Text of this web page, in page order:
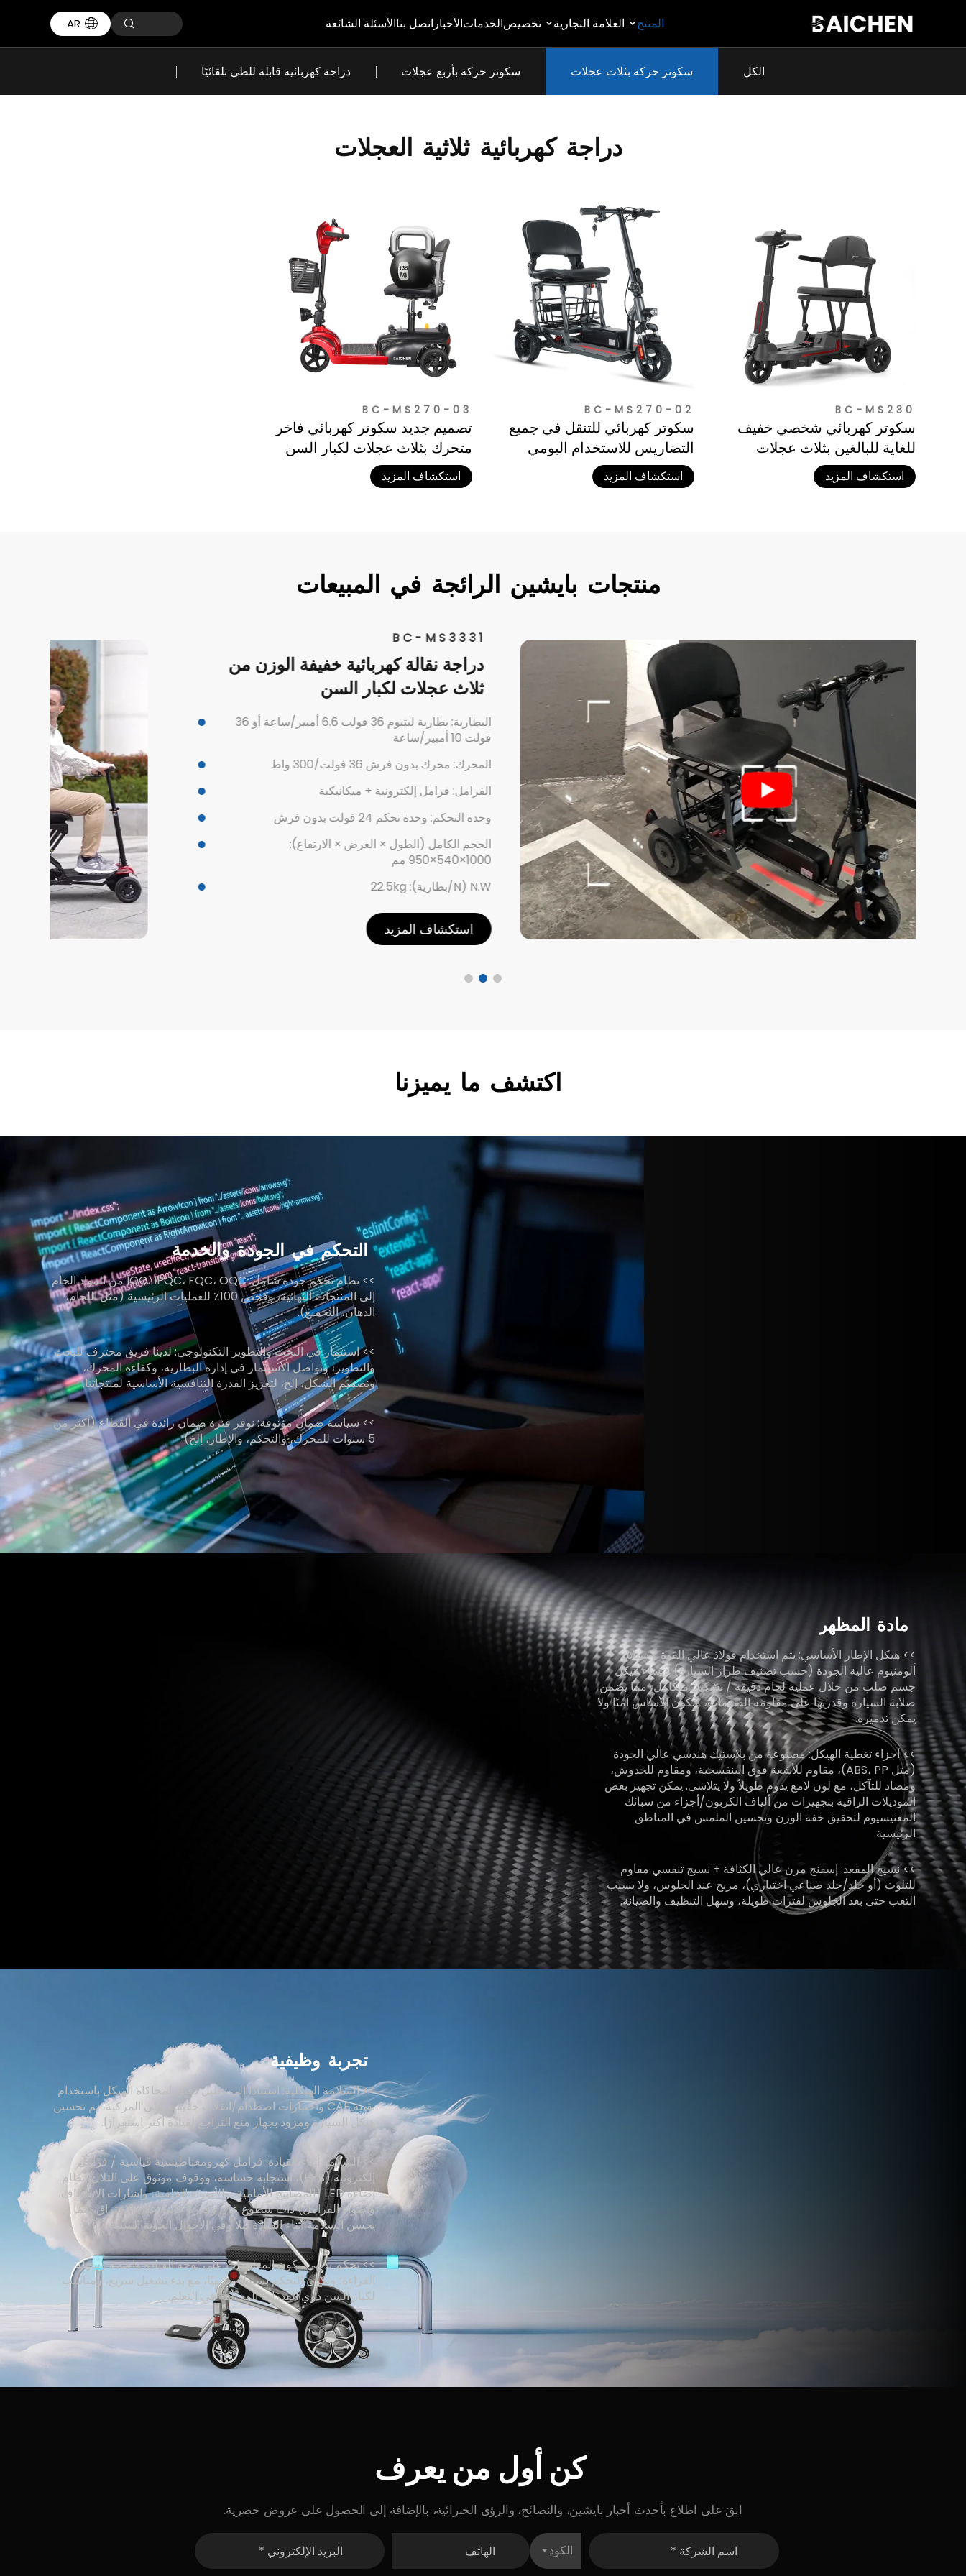
المنتج العلامة التجارية تخصيصالخدماتالأخبار اتصل بناالأسئلة الشائعة AR
الكل سكوتر حركة بثلاث عجلات سكوتر حركة بأربع عجلات دراجة كهربائية قابلة للطي تلقائيًا
دراجة كهربائية ثلاثية العجلات
BC-MS230
سكوتر كهربائي شخصي خفيف
للغاية للبالغين بثلاث عجلات
استكشاف المزيد
BC-MS270-02
سكوتر كهربائي للتنقل في جميع
التضاريس للاستخدام اليومي
(للمسنين)
استكشاف المزيد
BC-MS270-03
تصميم جديد سكوتر كهربائي فاخر
متحرك بثلاث عجلات لكبار السن
استكشاف المزيد
منتجات بايشين الرائجة في المبيعات
دراجة نقالة كهربائية محمولة خفيفة
الوزن مع بطارية ليثيوم
فولت 10 أمبير/ساعة
المحرك: محرك بدون فرش 36 فولت/300 واط
الفرملة: إلكترونية + ميكانيكية
وحدة التحكم: وحدة تحكم 24 فولت بدون فرش
الحجم الكامل (الطول × العرض × الارتفاع):
1030×550×830 مم
الوزن الصافي (بدون بطارية): 22 كجم
استكشاف المزيد
اكتشف ما يميزنا
التحكم في الجودة والخدمة
>> نظام تحكم جودة شامل: IQC، IPQC، FQC، OQC من المواد الخام
إلى المنتجات النهائية، وفحص 100٪ للعمليات الرئيسية (مثل اللحام،
الدهان، التجميع).
>> استثمار في البحث والتطوير التكنولوجي: لدينا فريق محترف للبحث
والتطوير، ونواصل الاستثمار في إدارة البطارية، وكفاءة المحرك،
وتصميم الشكل، إلخ، لتعزيز القدرة التنافسية الأساسية لمنتجاتنا.
>> سياسة ضمان موثوقة: نوفر فترة ضمان رائدة في القطاع (أكثر من
5 سنوات للمحرك، والتحكم، والإطار، إلخ).
مادة المظهر
>> هيكل الإطار الأساسي: يتم استخدام فولاذ عالي القوة / سبائك
ألومنيوم عالية الجودة (حسب تصنيف طراز السيارة) لإنشاء هيكل
جسم صلب من خلال عملية لحام دقيقة / تشكيل متكامل، مما يضمن
صلابة السيارة وقدرتها على مقاومة الصدمات، وتكون الأساس آمنًا ولا
يمكن تدميره.
>> أجزاء تغطية الهيكل: مصنوعة من بلاستيك هندسي عالي الجودة
(مثل ABS، PP)، مقاوم للأشعة فوق البنفسجية، ومقاوم للخدوش،
ومضاد للتآكل، مع لون لامع يدوم طويلاً ولا يتلاشى. يمكن تجهيز بعض
الموديلات الراقية بتجهيزات من ألياف الكربون/أجزاء من سبائك
المغنيسيوم لتحقيق خفة الوزن وتحسين الملمس في المناطق
الرئيسية.
>> نسيج المقعد: إسفنج مرن عالي الكثافة + نسيج تنفسي مقاوم
للتلوث (أو جلد/جلد صناعي اختياري)، مريح عند الجلوس، ولا يسبب
التعب حتى بعد الجلوس لفترات طويلة، وسهل التنظيف والصيانة.
تجربة وظيفية
>> السلامة الهيكلية: استنادًا إلى تحليل دقيق لمحاكاة الهيكل باستخدام
تقنية CAE واختبارات اصطدام/انقلاب حقيقية على المركبة، تم تحسين
هيكل السيارة ومزود بجهاز منع التراجع لقيادة أكثر استقرارًا.
>> السلامة أثناء القيادة: فرامل كهرومغناطيسية قياسية / فرامل
إلكترونية (EPB)، استجابة حساسة، ووقوف موثوق على التلال؛ نظام
إضاءة LED (المصابيح الأمامية، والأضواء الخلفية، وإشارات الانعطاف،
وأضواء الفرامل) ذات سطوع عالٍ وقدرة عالية على الاختراق، مما
يحسن السلامة أثناء القيادة ليلاً وفي الأحوال الجوية السيئة.
>> تحكم بديهي: تكون المعلومات على لوحة القيادة واضحة وسهلة
القراءة؛ ويكون التحكم بسيطًا وبديهيًا، مع بدء تشغيل سريع، ومناسب
لكبار السن ذوي القدرات المختلفة في التعلم.
كن أول منيعرف
ابقَ على اطلاع بأحدث أخبار بايشين، والنصائح، والرؤى الخبرائية، بالإضافة إلى الحصول على عروض حصرية.
الكود